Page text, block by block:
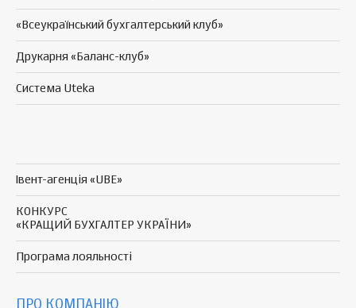
«Всеукраїнський бухгалтерський клуб»
Друкарня «Баланс-клуб»
Система Uteka
Івент-агенція «UBE»
КОНКУРС
«КРАЩИЙ БУХГАЛТЕР УКРАЇНИ»
Програма лояльності
ПРО КОМПАНІЮ